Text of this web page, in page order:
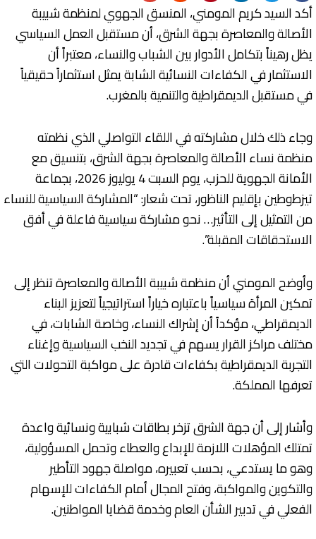
أكد السيد كريم المومني، المنسق الجهوي لمنظمة شبيبة
الأصالة والمعاصرة بجهة الشرق، أن مستقبل العمل السياسي
يظل رهيناً بتكامل الأدوار بين الشباب والنساء، معتبراً أن
الاستثمار في الكفاءات النسائية الشابة يمثل استثماراً حقيقياً
في مستقبل الديمقراطية والتنمية بالمغرب.
وجاء ذلك خلال مشاركته في اللقاء التواصلي الذي نظمته
منظمة نساء الأصالة والمعاصرة بجهة الشرق، بتنسيق مع
الأمانة الجهوية للحزب، يوم السبت 4 يوليوز 2026، بجماعة
تيزطوطين بإقليم الناظور، تحت شعار: “المشاركة السياسية للنساء
من التمثيل إلى التأثير… نحو مشاركة سياسية فاعلة في أفق
الاستحقاقات المقبلة”.
وأوضح المومني أن منظمة شبيبة الأصالة والمعاصرة تنظر إلى
تمكين المرأة سياسياً باعتباره خياراً استراتيجياً لتعزيز البناء
الديمقراطي، مؤكداً أن إشراك النساء، وخاصة الشابات، في
مختلف مراكز القرار يسهم في تجديد النخب السياسية وإغناء
التجربة الديمقراطية بكفاءات قادرة على مواكبة التحولات التي
تعرفها المملكة.
وأشار إلى أن جهة الشرق تزخر بطاقات شبابية ونسائية واعدة
تمتلك المؤهلات اللازمة للإبداع والعطاء وتحمل المسؤولية،
وهو ما يستدعي، بحسب تعبيره، مواصلة جهود التأطير
والتكوين والمواكبة، وفتح المجال أمام الكفاءات للإسهام
الفعلي في تدبير الشأن العام وخدمة قضايا المواطنين.